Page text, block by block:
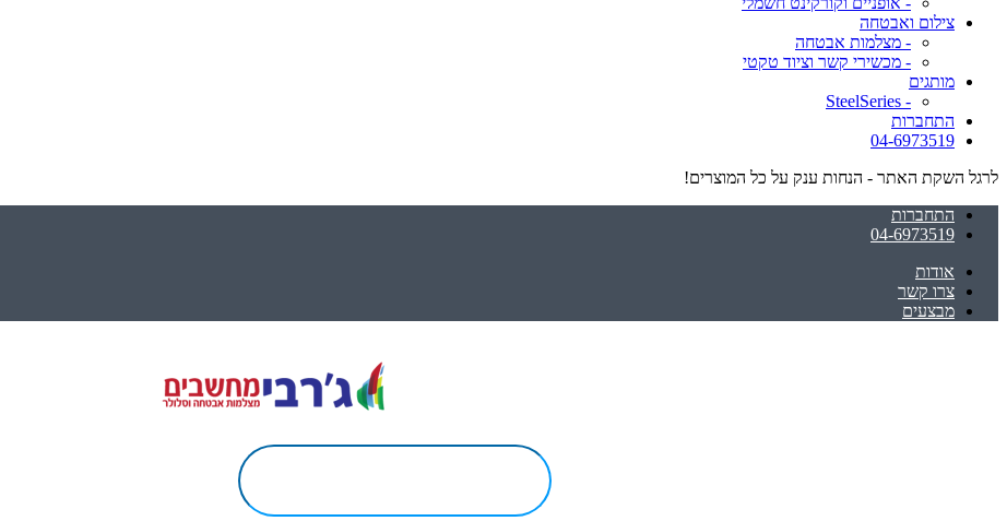
צילום ואבטחה
- מצלמות אבטחה
- מכשירי קשר וציוד טקטי
מותגים
- SteelSeries
התחברות
04-6973519
לרגל השקת האתר - הנחות ענק על כל המוצרים!
התחברות
04-6973519
אודות
צרו קשר
מבצעים